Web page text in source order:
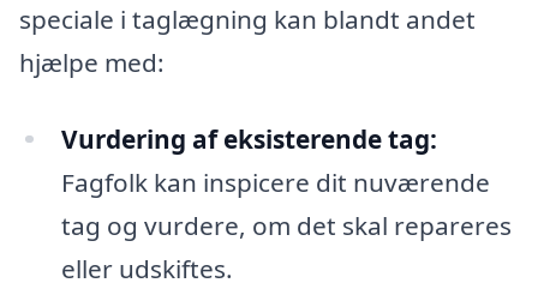
speciale i taglægning kan blandt andet
hjælpe med:
Vurdering af eksisterende tag:
Fagfolk kan inspicere dit nuværende
tag og vurdere, om det skal repareres
eller udskiftes.